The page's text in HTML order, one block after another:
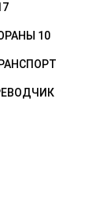
10